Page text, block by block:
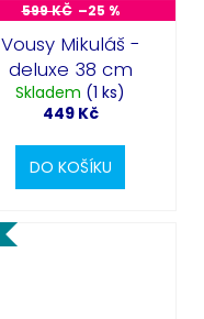
599 KČ –25 %
Vousy Mikuláš -
deluxe 38 cm
Skladem (1 ks)
449 Kč
DO KOŠÍKU